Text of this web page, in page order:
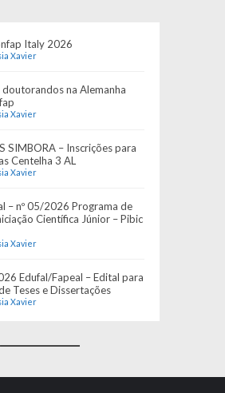
Italy 2026
Xavier
doutorandos na Alemanha
Xavier
SIMBORA – Inscrições para
Centelha 3 AL
Xavier
– nº 05/2026 Programa de
Científica Júnior – Pibic
Xavier
Edufal/Fapeal – Edital para
Teses e Dissertações
Xavier